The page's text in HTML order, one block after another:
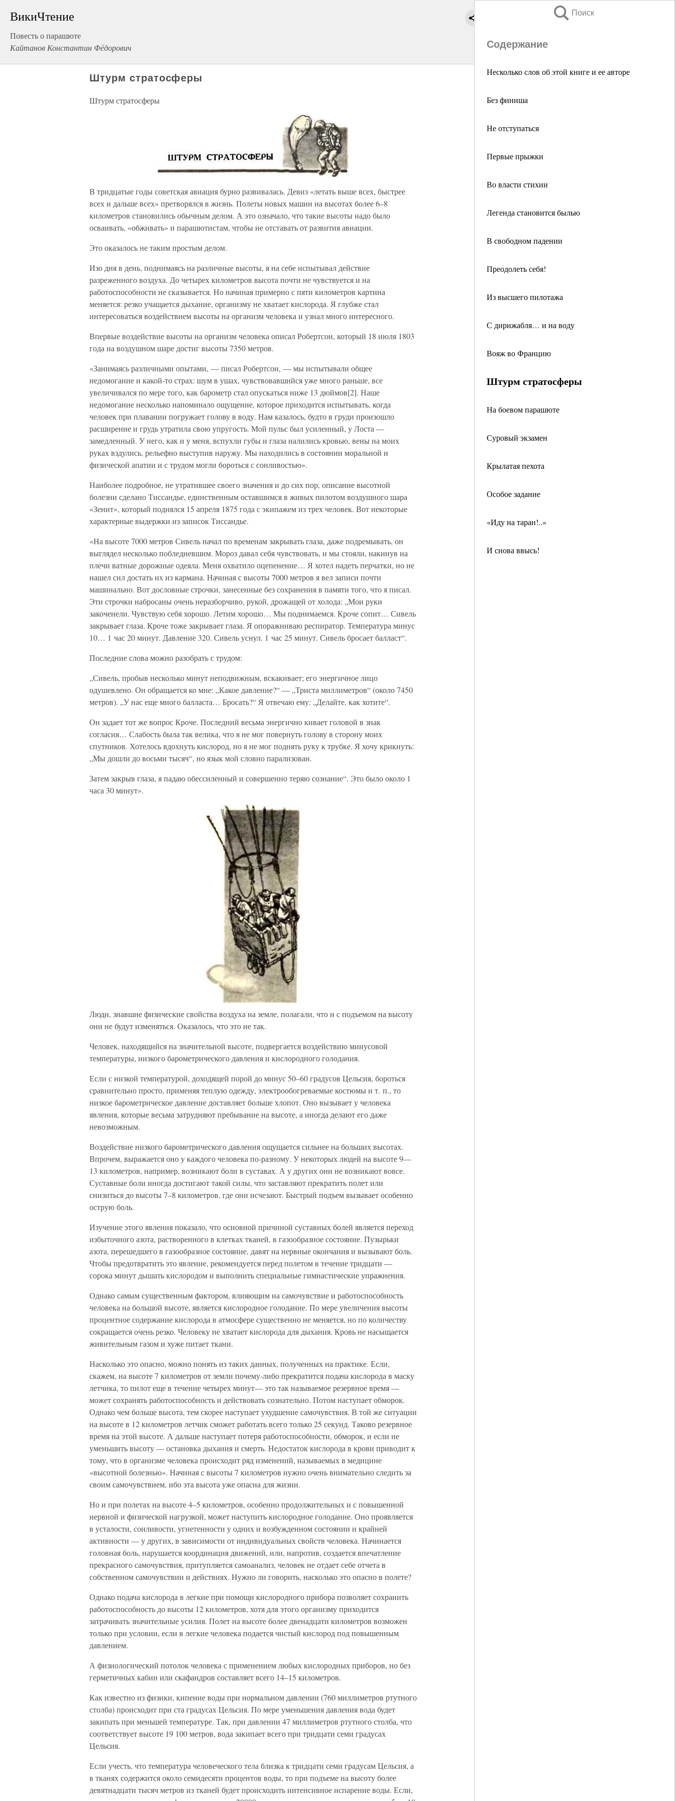
ВикиЧтение
Повесть о парашюте
Кайтанов Константин Фёдорович
Поиск
Содержание
Несколько слов об этой книге и ее авторе
Без финиша
Не отступаться
Первые прыжки
Во власти стихии
Легенда становится былью
В свободном падении
Преодолеть себя!
Из высшего пилотажа
С дирижабля… и на воду
Вояж во Францию
Штурм стратосферы
На боевом парашюте
Суровый экзамен
Крылатая пехота
Особое задание
«Иду на таран!..»
И снова ввысь!
Штурм стратосферы
Штурм стратосферы
В тридцатые годы советская авиация бурно развивалась. Девиз «летать выше всех, быстрее
всех и дальше всех» претворялся в жизнь. Полеты новых машин на высотах более 6–8
километров становились обычным делом. А это означало, что такие высоты надо было
осваивать, «обживать» и парашютистам, чтобы не отставать от развития авиации.
Это оказалось не таким простым делом.
Изо дня в день, поднимаясь на различные высоты, я на себе испытывал действие
разреженного воздуха. До четырех километров высота почти не чувствуется и на
работоспособности не сказывается. Но начиная примерно с пяти километров картина
меняется: резко учащается дыхание, организму не хватает кислорода. Я глубже стал
интересоваться воздействием высоты на организм человека и узнал много интересного.
Впервые воздействие высоты на организм человека описал Робертсон, который 18 июля 1803
года на воздушном шаре достиг высоты 7350 метров.
«Занимаясь различными опытами, — писал Робертсон, — мы испытывали общее
недомогание и какой-то страх: шум в ушах, чувствовавшийся уже много раньше, все
увеличивался по мере того, как барометр стал опускаться ниже 13 дюймов[2]. Наше
недомогание несколько напоминало ощущение, которое приходится испытывать, когда
человек при плавании погружает голову в воду. Нам казалось, будто в груди произошло
расширение и грудь утратила свою упругость. Мой пульс был усиленный, у Лоста —
замедленный. У него, как и у меня, вспухли губы и глаза налились кровью, вены на моих
руках вздулись, рельефно выступив наружу. Мы находились в состоянии моральной и
физической апатии и с трудом могли бороться с сонливостью».
Наиболее подробное, не утратившее своего значения и до сих пор, описание высотной
болезни сделано Тиссандье, единственным оставшимся в живых пилотом воздушного шара
«Зенит», который поднялся 15 апреля 1875 года с экипажем из трех человек. Вот некоторые
характерные выдержки из записок Тиссандье.
«На высоте 7000 метров Сивель начал по временам закрывать глаза, даже подремывать, он
выглядел несколько побледневшим. Мороз давал себя чувствовать, и мы стояли, накинув на
плечи ватные дорожные одеяла. Меня охватило оцепенение… Я хотел надеть перчатки, но не
нашел сил достать их из кармана. Начиная с высоты 7000 метров я вел записи почти
машинально. Вот дословные строчки, занесенные без сохранения в памяти того, что я писал.
Эти строчки набросаны очень неразборчиво, рукой, дрожащей от холода: „Мои руки
закоченели. Чувствую себя хорошо. Летим хорошо… Мы поднимаемся. Кроче сопит… Сивель
закрывает глаза. Кроче тоже закрывает глаза. Я опоражниваю респиратор. Температура минус
10… 1 час 20 минут. Давление 320. Сивель уснул. 1 час 25 минут. Сивель бросает балласт“.
Последние слова можно разобрать с трудом:
„Сивель, пробыв несколько минут неподвижным, вскакивает; его энергичное лицо
одушевлено. Он обращается ко мне: „Какое давление?“ — „Триста миллиметров“ (около 7450
метров). „У нас еще много балласта… Бросать?“ Я отвечаю ему: „Делайте, как хотите“.
Он задает тот же вопрос Кроче. Последний весьма энергично кивает головой в знак
согласия… Слабость была так велика, что я не мог повернуть голову в сторону моих
спутников. Хотелось вдохнуть кислород, но я не мог поднять руку к трубке. Я хочу крикнуть:
„Мы дошли до восьми тысяч“, но язык мой словно парализован.
Затем закрыв глаза, я падаю обессиленный и совершенно теряю сознание“. Это было около 1
часа 30 минут».
Люди, знавшие физические свойства воздуха на земле, полагали, что и с подъемом на высоту
они не будут изменяться. Оказалось, что это не так.
Человек, находящийся на значительной высоте, подвергается воздействию минусовой
температуры, низкого барометрического давления и кислородного голодания.
Если с низкой температурой, доходящей порой до минус 50–60 градусов Цельсия, бороться
сравнительно просто, применяя теплую одежду, электрообогреваемые костюмы и т. п., то
низкое барометрическое давление доставляет больше хлопот. Оно вызывает у человека
явления, которые весьма затрудняют пребывание на высоте, а иногда делают его даже
невозможным.
Воздействие низкого барометрического давления ощущается сильнее на больших высотах.
Впрочем, выражается оно у каждого человека по-разному. У некоторых людей на высоте 9—
13 километров, например, возникают боли в суставах. А у других они не возникают вовсе.
Суставные боли иногда достигают такой силы, что заставляют прекратить полет или
снизиться до высоты 7–8 километров, где они исчезают. Быстрый подъем вызывает особенно
острую боль.
Изучение этого явления показало, что основной причиной суставных болей является переход
избыточного азота, растворенного в клетках тканей, в газообразное состояние. Пузырьки
азота, перешедшего в газообразное состояние, давят на нервные окончания и вызывают боль.
Чтобы предотвратить это явление, рекомендуется перед полетом в течение тридцати —
сорока минут дышать кислородом и выполнить специальные гимнастические упражнения.
Однако самым существенным фактором, влияющим на самочувствие и работоспособность
человека на большой высоте, является кислородное голодание. По мере увеличения высоты
процентное содержание кислорода в атмосфере существенно не меняется, но по количеству
сокращается очень резко. Человеку не хватает кислорода для дыхания. Кровь не насыщается
живительным газом и хуже питает ткани.
Насколько это опасно, можно понять из таких данных, полученных на практике. Если,
скажем, на высоте 7 километров от земли почему-либо прекратится подача кислорода в маску
летчика, то пилот еще в течение четырех минут— это так называемое резервное время —
может сохранять работоспособность и действовать сознательно. Потом наступает обморок.
Однако чем больше высота, тем скорее наступает ухудшение самочувствия. В той же ситуации
на высоте в 12 километров летчик сможет работать всего только 25 секунд. Таково резервное
время на этой высоте. А дальше наступает потеря работоспособности, обморок, и если не
уменьшить высоту — остановка дыхания и смерть. Недостаток кислорода в крови приводит к
тому, что в организме человека происходит ряд изменений, называемых в медицине
«высотной болезнью». Начиная с высоты 7 километров нужно очень внимательно следить за
своим самочувствием, ибо эта высота уже опасна для жизни.
Но и при полетах на высоте 4–5 километров, особенно продолжительных и с повышенной
нервной и физической нагрузкой, может наступить кислородное голодание. Оно проявляется
в усталости, сонливости, угнетенности у одних и возбужденном состоянии и крайней
активности — у других, в зависимости от индивидуальных свойств человека. Начинается
головная боль, нарушается координация движений, или, напротив, создается впечатление
прекрасного самочувствия, притупляется самоанализ, человек не отдает себе отчета в
собственном самочувствии и действиях. Нужно ли говорить, насколько это опасно в полете?
Однако подача кислорода в легкие при помощи кислородного прибора позволяет сохранить
работоспособность до высоты 12 километров, хотя для этого организму приходится
затрачивать значительные усилия. Полет на высоте более двенадцати километров возможен
только при условии, если в легкие человека подается чистый кислород под повышенным
давлением.
А физиологический потолок человека с применением любых кислородных приборов, но без
герметичных кабин или скафандров составляет всего 14–15 километров.
Как известно из физики, кипение воды при нормальном давлении (760 миллиметров ртутного
столба) происходит при ста градусах Цельсия. По мере уменьшения давления вода будет
закипать при меньшей температуре. Так, при давлении 47 миллиметров ртутного столба, что
соответствует высоте 19 100 метров, вода закипает всего при тридцати семи градусах
Цельсия.
Если учесть, что температура человеческого тела близка к тридцати семи градусам Цельсия, а
в тканях содержится около семидесяти процентов воды, то при подъеме на высоту более
девятнадцати тысяч метров из тканей будет происходить интенсивное испарение воды. Если,